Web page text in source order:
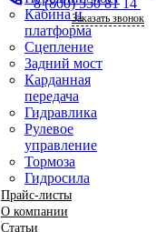
Кабина и
платформа
Сцепление
Задний мост
Карданная
передача
Гидравлика
Рулевое
управление
Тормоза
Гидросила
Прайс-листы
О компании
Статьи
Заказать звонок